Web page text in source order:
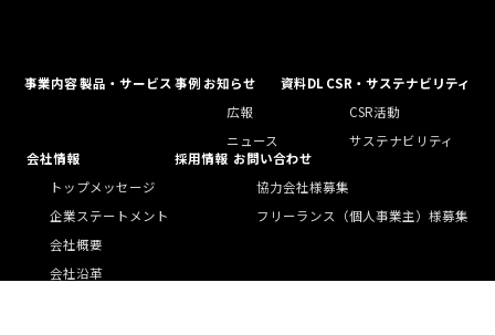
事業内容製品・サービス 事例 お知らせ
広報
ニュース
資料DL CSR・サステナビリティ
CSR活動
サステナビリティ
会社情報
トップメッセージ
企業ステートメント
会社概要
会社沿革
採用情報 お問い合わせ
協力会社様募集
フリーランス（個人事業主）様募集